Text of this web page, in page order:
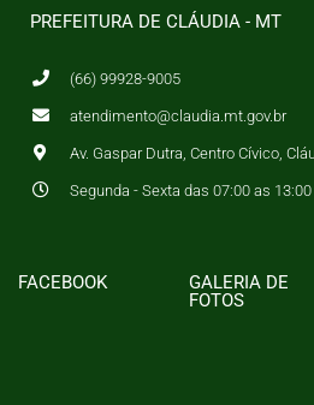
PREFEITURA DE CLÁUDIA - MT
(66) 99928-9005
atendimento@claudia.mt.gov.br
Av. Gaspar Dutra, Centro Cívico,
Segunda - Sexta das 07:00 as 13:00
FACEBOOK
GALERIA DE
FOTOS